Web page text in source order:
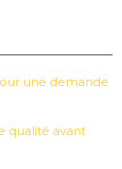
une demande
qualité avant